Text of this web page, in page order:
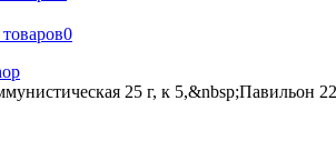
0
25 г, к 5,&nbsp;Павильон